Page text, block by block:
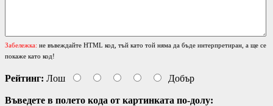
Забележка: не въвеждайте HTML код, тъй като той няма да бъде интерпретиран, а ще се
покаже като код!
Рейтинг: Лош Добър
Въведете в полето кода от картинката по-долу: